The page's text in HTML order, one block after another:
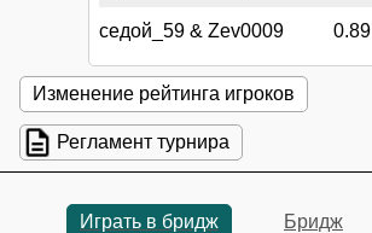
седой_59 & Zev0009 0.89
Изменение рейтинга игроков
Регламент турнира
Играть в бридж Бридж